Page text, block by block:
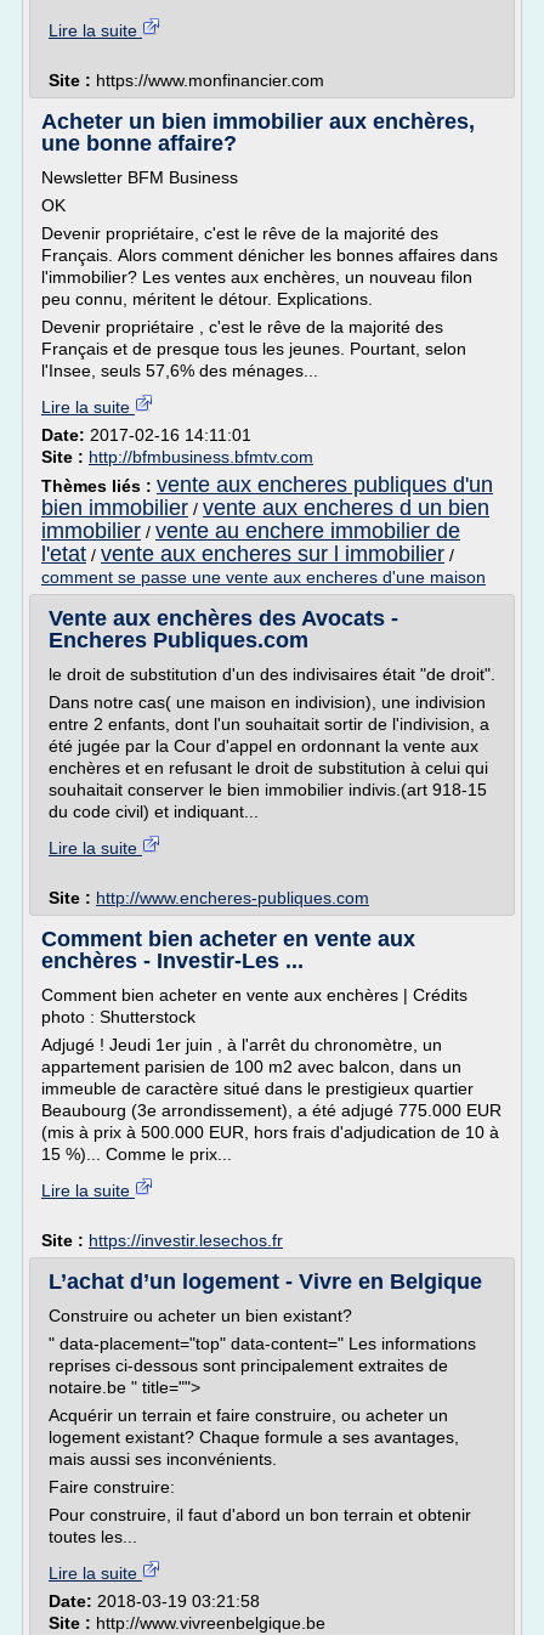
Lire la suite
Site : https://www.monfinancier.com
Acheter un bien immobilier aux enchères,
une bonne affaire?
Newsletter BFM Business
OK
Devenir propriétaire, c'est le rêve de la majorité des
Français. Alors comment dénicher les bonnes affaires dans
l'immobilier? Les ventes aux enchères, un nouveau filon
peu connu, méritent le détour. Explications.
Devenir propriétaire , c'est le rêve de la majorité des
Français et de presque tous les jeunes. Pourtant, selon
l'Insee, seuls 57,6% des ménages...
Lire la suite
Date: 2017-02-16 14:11:01
Site : http://bfmbusiness.bfmtv.com
Thèmes liés : vente aux encheres publiques d'un
bien immobilier / vente aux encheres d un bien
immobilier / vente au enchere immobilier de
l'etat / vente aux encheres sur l immobilier /
comment se passe une vente aux encheres d'une maison
Vente aux enchères des Avocats -
Encheres Publiques.com
le droit de substitution d'un des indivisaires était "de droit".
Dans notre cas( une maison en indivision), une indivision
entre 2 enfants, dont l'un souhaitait sortir de l'indivision, a
été jugée par la Cour d'appel en ordonnant la vente aux
enchères et en refusant le droit de substitution à celui qui
souhaitait conserver le bien immobilier indivis.(art 918-15
du code civil) et indiquant...
Lire la suite
Site : http://www.encheres-publiques.com
Comment bien acheter en vente aux
enchères - Investir-Les ...
Comment bien acheter en vente aux enchères | Crédits
photo : Shutterstock
Adjugé ! Jeudi 1er juin , à l'arrêt du chronomètre, un
appartement parisien de 100 m2 avec balcon, dans un
immeuble de caractère situé dans le prestigieux quartier
Beaubourg (3e arrondissement), a été adjugé 775.000 EUR
(mis à prix à 500.000 EUR, hors frais d'adjudication de 10 à
15 %)... Comme le prix...
Lire la suite
Site : https://investir.lesechos.fr
L’achat d’un logement - Vivre en Belgique
Construire ou acheter un bien existant?
" data-placement="top" data-content=" Les informations
reprises ci-dessous sont principalement extraites de
notaire.be " title="">
Acquérir un terrain et faire construire, ou acheter un
logement existant? Chaque formule a ses avantages,
mais aussi ses inconvénients.
Faire construire:
Pour construire, il faut d'abord un bon terrain et obtenir
toutes les...
Lire la suite
Date: 2018-03-19 03:21:58
Site : http://www.vivreenbelgique.be